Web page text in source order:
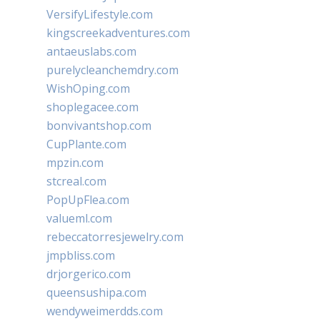
VersifyLifestyle.com
kingscreekadventures.com
antaeuslabs.com
purelycleanchemdry.com
WishOping.com
shoplegacee.com
bonvivantshop.com
CupPlante.com
mpzin.com
stcreal.com
PopUpFlea.com
valueml.com
rebeccatorresjewelry.com
jmpbliss.com
drjorgerico.com
queensushipa.com
wendyweimerdds.com